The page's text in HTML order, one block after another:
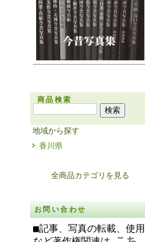
商品検索
地域から探す
香川県
全商品カテゴリを見る
お問い合わせ
■記事、写真の転載、使用